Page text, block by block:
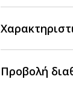
Προβολή